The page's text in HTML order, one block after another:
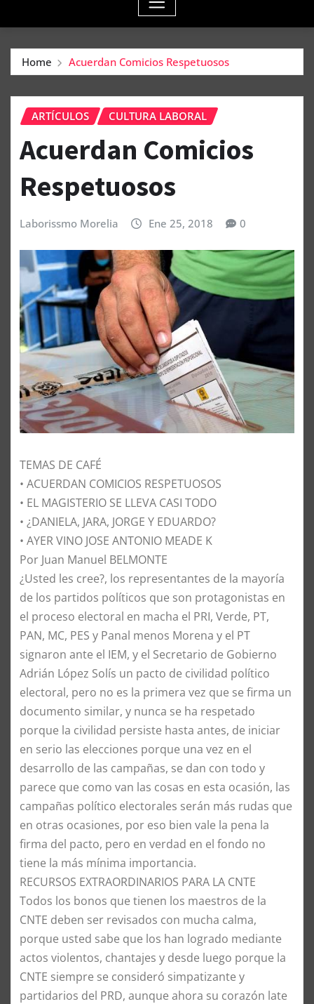
Home Acuerdan Comicios Respetuosos
ARTÍCULOS CULTURA LABORAL
Acuerdan Comicios
Respetuosos
Laborissmo Morelia Ene 25, 2018 0
TEMAS DE CAFÉ
• ACUERDAN COMICIOS RESPETUOSOS
• EL MAGISTERIO SE LLEVA CASI TODO
• ¿DANIELA, JARA, JORGE Y EDUARDO?
• AYER VINO JOSE ANTONIO MEADE K
Por Juan Manuel BELMONTE
​¿Usted les cree?, los representantes de la mayoría
de los partidos políticos que son protagonistas en
el proceso electoral en macha el PRI, Verde, PT,
PAN, MC, PES y Panal menos Morena y el PT
signaron ante el IEM, y el Secretario de Gobierno
Adrián López Solís un pacto de civilidad político
electoral, pero no es la primera vez que se firma un
documento similar, y nunca se ha respetado
porque la civilidad persiste hasta antes, de iniciar
en serio las elecciones porque una vez en el
desarrollo de las campañas, se dan con todo y
parece que como van las cosas en esta ocasión, las
campañas político electorales serán más rudas que
en otras ocasiones, por eso bien vale la pena la
firma del pacto, pero en verdad en el fondo no
tiene la más mínima importancia.
​RECURSOS EXTRAORDINARIOS PARA LA CNTE
​Todos los bonos que tienen los maestros de la
CNTE deben ser revisados con mucha calma,
porque usted sabe que los han logrado mediante
actos violentos, chantajes y desde luego porque la
CNTE siempre se consideró simpatizante y
partidarios del PRD, aunque ahora su corazón late